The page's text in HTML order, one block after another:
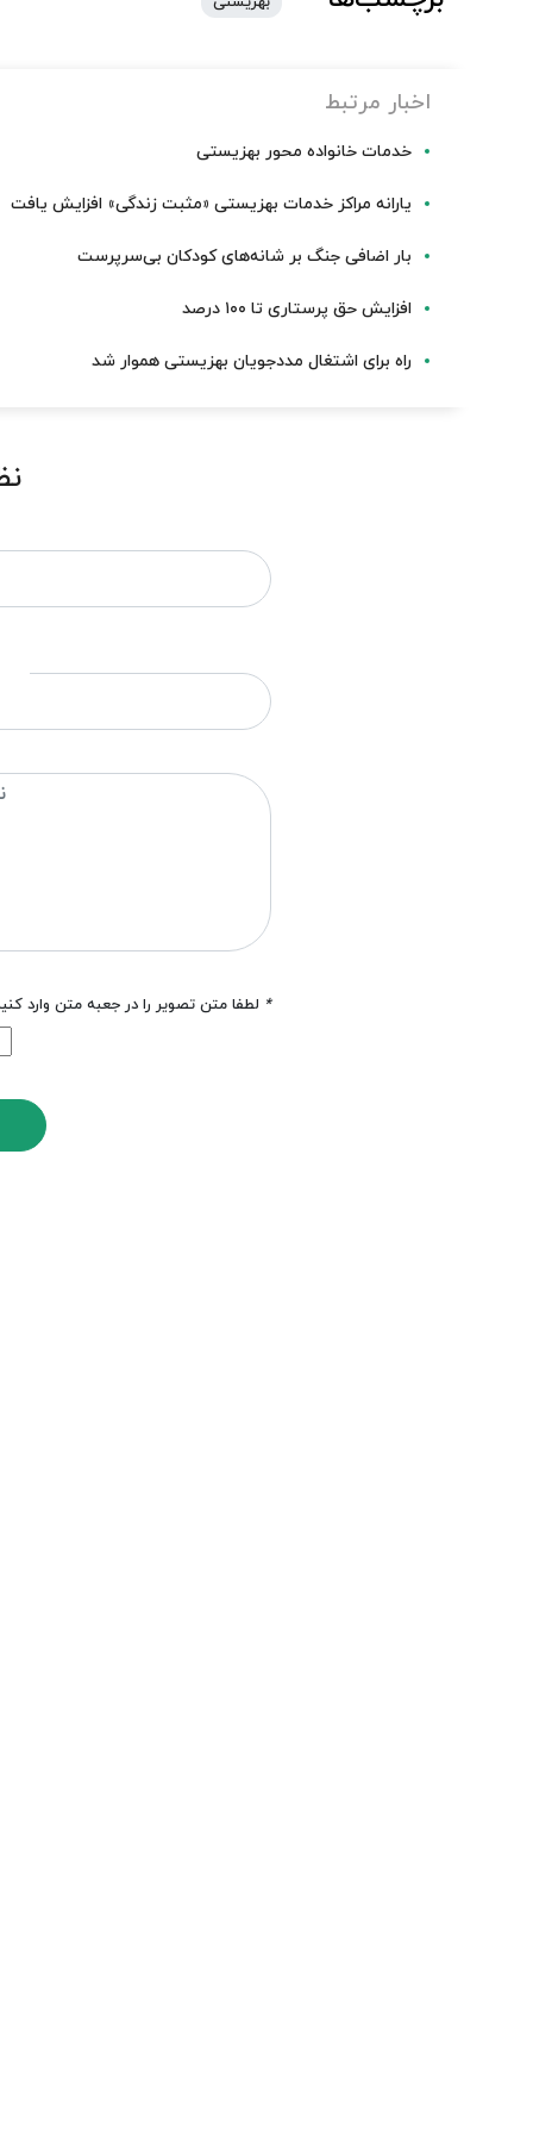
اخبار مرتبط
خدمات خانواده محور بهزیستی
یارانه مراکز خدمات بهزیستی «مثبت زندگی» افزایش یافت
بار اضافی جنگ بر شانه‌های کودکان بی‌سرپرست
افزایش حق پرستاری تا ۱۰۰ درصد
راه برای اشتغال مددجویان بهزیستی هموار شد
* لطفا متن تصویر را در جعبه متن وارد